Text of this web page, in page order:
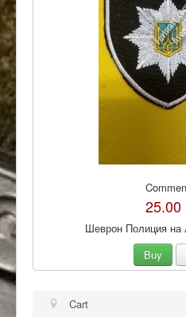
25.00
Шеврон Полиция на
Buy
Cart